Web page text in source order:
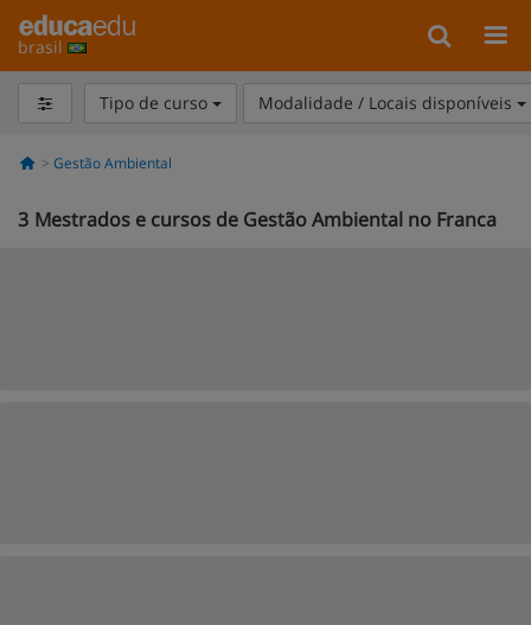
brasil
Tipo de curso Modalidade / Locais disponíveis
Gestão Ambiental
3 Mestrados e cursos de Gestão Ambiental no Franca